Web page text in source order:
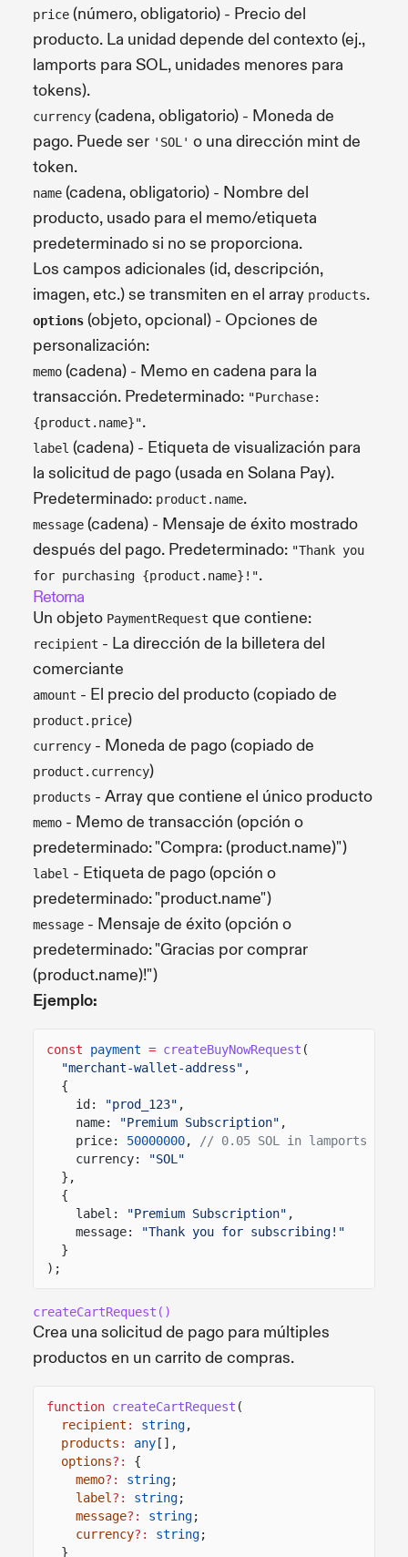
price (número, obligatorio) - Precio del
producto. La unidad depende del contexto (ej.,
lamports para SOL, unidades menores para
tokens).
currency (cadena, obligatorio) - Moneda de
pago. Puede ser 'SOL' o una dirección mint de
token.
name (cadena, obligatorio) - Nombre del
producto, usado para el memo/etiqueta
predeterminado si no se proporciona.
Los campos adicionales (id, descripción,
imagen, etc.) se transmiten en el array products.
options (objeto, opcional) - Opciones de
personalización:
memo (cadena) - Memo en cadena para la
transacción. Predeterminado: "Purchase:
{product.name}".
label (cadena) - Etiqueta de visualización para
la solicitud de pago (usada en Solana Pay).
Predeterminado: product.name.
message (cadena) - Mensaje de éxito mostrado
después del pago. Predeterminado: "Thank you
for purchasing {product.name}!".
Retorna
Un objeto PaymentRequest que contiene:
recipient - La dirección de la billetera del
comerciante
amount - El precio del producto (copiado de
product.price)
currency - Moneda de pago (copiado de
product.currency)
products - Array que contiene el único producto
memo - Memo de transacción (opción o
predeterminado: "Compra: (product.name)")
label - Etiqueta de pago (opción o
predeterminado: "product.name")
message - Mensaje de éxito (opción o
predeterminado: "Gracias por comprar
(product.name)!")
Ejemplo:
const payment = createBuyNowRequest (
"merchant-wallet-address" ,
{
id:
"prod_123" ,
name:
"Premium Subscription" ,
price:
50000000,
// 0.05 SOL in lamports
currency:
"SOL"
},
{
label:
"Premium Subscription" ,
message:
"Thank you for subscribing!"
}
);
createCartRequest()
Crea una solicitud de pago para múltiples
productos en un carrito de compras.
function createCartRequest (
recipient : string,
products : any [],
options?:
{
memo?: string;
label ?: string;
message?: string;
currency?: string;
}